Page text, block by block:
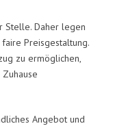
Stelle. Daher legen
Preisgestaltung.
zu ermöglichen,
Angebot und